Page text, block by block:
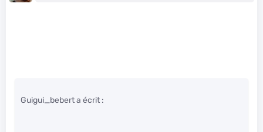
Guigui_bebert a écrit :